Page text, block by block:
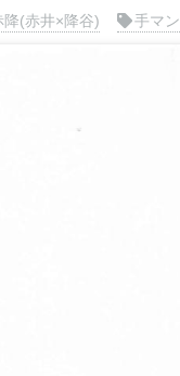
降(赤井×降谷) 手マン